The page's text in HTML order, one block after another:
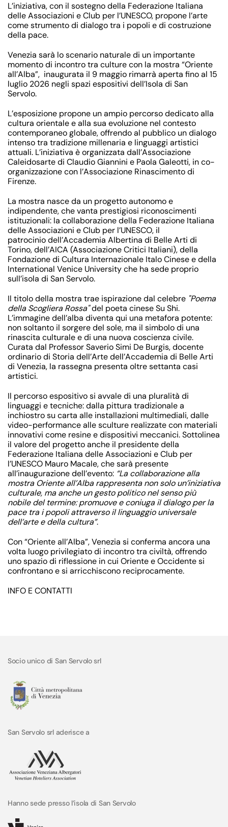
L’iniziativa, con il sostegno della Federazione Italiana
delle Associazioni e Club per l’UNESCO, propone l’arte
come strumento di dialogo tra i popoli e di costruzione
della pace.
Venezia sarà lo scenario naturale di un importante
momento di incontro tra culture con la mostra “Oriente
all’Alba”, inaugurata il 9 maggio rimarrà aperta finoal 15
luglio 2026 negli spazi espositivi dell’Isola di San
Servolo.
L’esposizione propone un ampio percorso dedicato alla
cultura orientale e alla sua evoluzione nel contesto
contemporaneo globale, offrendo al pubblico un dialogo
intenso tra tradizione millenaria e linguaggi artistici
attuali. L’iniziativa è organizzata dall’Associazione
Caleidosartedi Claudio Giannini e Paola Galeotti, in co-
organizzazione con l’Associazione Rinascimento di
Firenze.
La mostra nasce da un progetto autonomo e
indipendente, che vanta prestigiosi riconoscimenti
istituzionali: la collaborazione della Federazione Italiana
delle Associazioni e Club per l’UNESCO, il
patrocinio dell’Accademia Albertina di Belle Arti di
Torino, dell’AICA (Associazione Critici Italiani),della
Fondazione di Cultura Internazionale Italo Cinesee della
International Venice Universityche ha sede proprio
sull’isola di San Servolo.
Il titolo della mostra trae ispirazione dal celebre "Poema
della Scogliera Rossa"del poeta cinese Su Shi.
L’immagine dell’alba diventa qui una metafora potente:
non soltanto il sorgere del sole, ma il simbolo di una
rinascita culturale e di una nuova coscienza civile.
Curata dal Professor Saverio Simi De Burgis, docente
ordinario di Storia dell’Arte dell’Accademia di Belle Arti
di Venezia, la rassegna presenta oltre settanta casi
artistici.
Il percorso espositivo si avvale di una pluralità di
linguaggi e tecniche: dalla pittura tradizionale a
inchiostro su carta alle installazioni multimediali, dalle
video-performance alle sculture realizzate con materiali
innovativi come resine e dispositivi meccanici. Sottolinea
il valore del progetto anche il presidente della
Federazione Italiana delle Associazioni e Club per
l’UNESCO Mauro Macale, che sarà presente
all’inaugurazione dell’evento: “La collaborazione alla
mostra Oriente all’Alba rappresenta non solo un’iniziativa
culturale, ma anche un gesto politico nel senso più
nobile del termine: promuove e coniuga il dialogo per la
pace tra i popoli attraverso il linguaggio universale
dell’arte e della cultura”.
Con “Oriente all’Alba”, Venezia si conferma ancora una
volta luogo privilegiato di incontro tra civiltà, offrendo
uno spazio di riflessione in cui Oriente e Occidente si
confrontano e si arricchiscono reciprocamente.
INFO E CONTATTI
Socio unico di San Servolo srl
San Servolo srl aderisce a
Hanno sede presso l’isola di San Servolo